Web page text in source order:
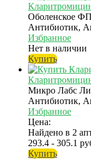
Оболенское
Антибиотик,
Избранное
Нет в наличии
Купить
Микро Лабс
Антибиотик,
Избранное
Цена:
Найдено в 2
293.4 - 305.1
Купить